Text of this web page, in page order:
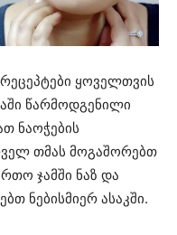
ყოველთვის
წარმოდგენილი
ნაოჭების
თმას მოგაშორებთ
ჯამში ნაზ და
ნებისმიერ ასაკში.